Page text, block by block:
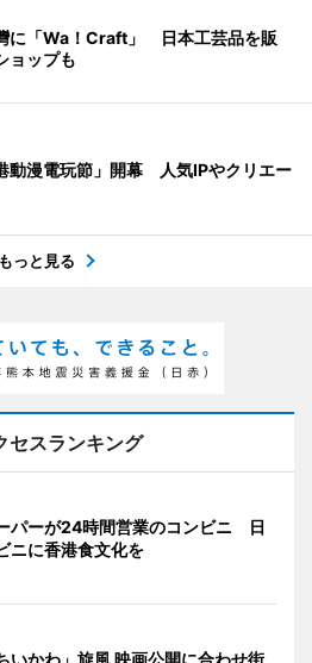
に「Wa！Craft」 日本工芸品を販
ョップも
動漫電玩節」開幕 人気IPやクリエー
もっと見る
セスランキング
パーが24時間営業のコンビニ 日
ニに香港食文化を
いかわ」旋風 映画公開に合わせ街